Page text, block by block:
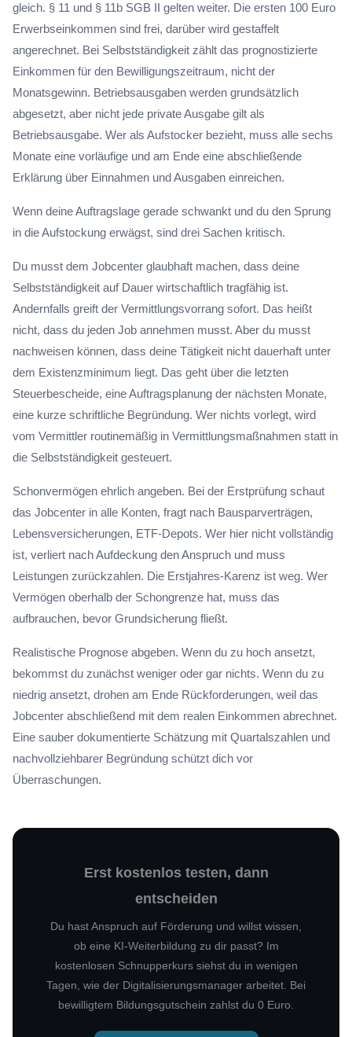
gleich. § 11 und § 11b SGB II gelten weiter. Die ersten 100 Euro
Erwerbseinkommen sind frei, darüber wird gestaffelt
angerechnet. Bei Selbstständigkeit zählt das prognostizierte
Einkommen für den Bewilligungszeitraum, nicht der
Monatsgewinn. Betriebsausgaben werden grundsätzlich
abgesetzt, aber nicht jede private Ausgabe gilt als
Betriebsausgabe. Wer als Aufstocker bezieht, muss alle sechs
Monate eine vorläufige und am Ende eine abschließende
Erklärung über Einnahmen und Ausgaben einreichen.
Wenn deine Auftragslage gerade schwankt und du den Sprung
in die Aufstockung erwägst, sind drei Sachen kritisch.
Du musst dem Jobcenter glaubhaft machen, dass deine
Selbstständigkeit auf Dauer wirtschaftlich tragfähig ist.
Andernfalls greift der Vermittlungsvorrang sofort. Das heißt
nicht, dass du jeden Job annehmen musst. Aber du musst
nachweisen können, dass deine Tätigkeit nicht dauerhaft unter
dem Existenzminimum liegt. Das geht über die letzten
Steuerbescheide, eine Auftragsplanung der nächsten Monate,
eine kurze schriftliche Begründung. Wer nichts vorlegt, wird
vom Vermittler routinemäßig in Vermittlungsmaßnahmen statt in
die Selbstständigkeit gesteuert.
Schonvermögen ehrlich angeben. Bei der Erstprüfung schaut
das Jobcenter in alle Konten, fragt nach Bausparverträgen,
Lebensversicherungen, ETF-Depots. Wer hier nicht vollständig
ist, verliert nach Aufdeckung den Anspruch und muss
Leistungen zurückzahlen. Die Erstjahres-Karenz ist weg. Wer
Vermögen oberhalb der Schongrenze hat, muss das
aufbrauchen, bevor Grundsicherung fließt.
Realistische Prognose abgeben. Wenn du zu hoch ansetzt,
bekommst du zunächst weniger oder gar nichts. Wenn du zu
niedrig ansetzt, drohen am Ende Rückforderungen, weil das
Jobcenter abschließend mit dem realen Einkommen abrechnet.
Eine sauber dokumentierte Schätzung mit Quartalszahlen und
nachvollziehbarer Begründung schützt dich vor
Überraschungen.
Erst kostenlos testen, dann
entscheiden
Du hast Anspruch auf Förderung und willst wissen,
ob eine KI-Weiterbildung zu dir passt? Im
kostenlosen Schnupperkurs siehst du in wenigen
Tagen, wie der Digitalisierungsmanager arbeitet. Bei
bewilligtem Bildungsgutschein zahlst du 0 Euro.